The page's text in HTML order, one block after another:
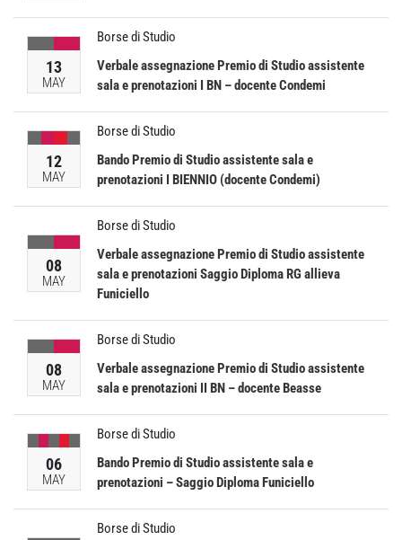
13
MAY
Borse di Studio
Verbale assegnazione Premio di Studio assistente
sala e prenotazioni I BN – docente Condemi
12
MAY
Borse di Studio
Bando Premio di Studio assistente sala e
prenotazioni I BIENNIO (docente Condemi)
08
MAY
Borse di Studio
Verbale assegnazione Premio di Studio assistente
sala e prenotazioni Saggio Diploma RG allieva
Funiciello
08
MAY
Borse di Studio
Verbale assegnazione Premio di Studio assistente
sala e prenotazioni II BN – docente Beasse
06
MAY
Borse di Studio
Bando Premio di Studio assistente sala e
prenotazioni – Saggio Diploma Funiciello
Borse di Studio